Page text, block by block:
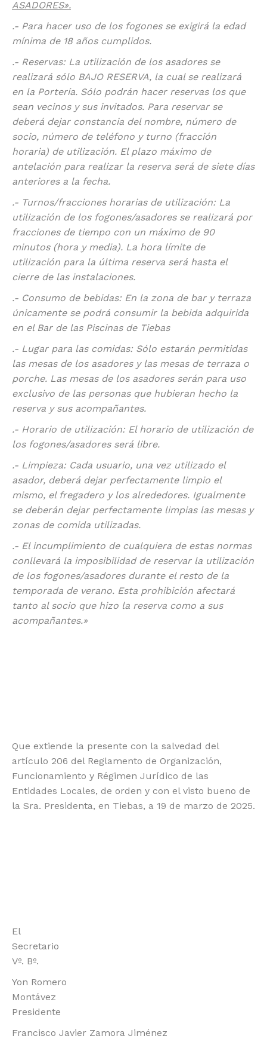
ASADORES».
.- Para hacer uso de los fogones se exigirá la edad
mínima de 18 años cumplidos.
.- Reservas: La utilización de los asadores se
realizará sólo BAJO RESERVA, la cual se realizará
en la Portería. Sólo podrán hacer reservas los que
sean vecinos y sus invitados. Para reservar se
deberá dejar constancia del nombre, número de
socio, número de teléfono y turno (fracción
horaria) de utilización. El plazo máximo de
antelación para realizar la reserva será de siete días
anteriores a la fecha.
.- Turnos/fracciones horarias de utilización: La
utilización de los fogones/asadores se realizará por
fracciones de tiempo con un máximo de 90
minutos (hora y media). La hora límite de
utilización para la última reserva será hasta el
cierre de las instalaciones.
.- Consumo de bebidas: En la zona de bar y terraza
únicamente se podrá consumir la bebida adquirida
en el Bar de las Piscinas de Tiebas
.- Lugar para las comidas: Sólo estarán permitidas
las mesas de los asadores y las mesas de terraza o
porche. Las mesas de los asadores serán para uso
exclusivo de las personas que hubieran hecho la
reserva y sus acompañantes.
.- Horario de utilización: El horario de utilización de
los fogones/asadores será libre.
.- Limpieza: Cada usuario, una vez utilizado el
asador, deberá dejar perfectamente limpio el
mismo, el fregadero y los alrededores. Igualmente
se deberán dejar perfectamente limpias las mesas y
zonas de comida utilizadas.
.- El incumplimiento de cualquiera de estas normas
conllevará la imposibilidad de reservar la utilización
de los fogones/asadores durante el resto de la
temporada de verano. Esta prohibición afectará
tanto al socio que hizo la reserva como a sus
acompañantes.»
Que extiende la presente con la salvedad del
artículo 206 del Reglamento de Organización,
Funcionamiento y Régimen Jurídico de las
Entidades Locales, de orden y con el visto bueno de
la Sra. Presidenta, en Tiebas, a 19 de marzo de 2025.
El
Vº. Bº.
Yon Romero
Montávez
Presidente
Francisco Javier Zamora Jiménez